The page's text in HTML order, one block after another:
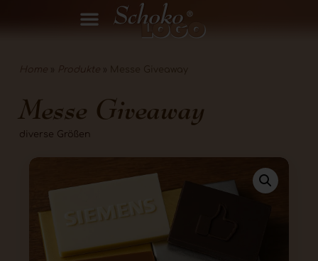
Home Produkte Messe Giveaway
Messe Giveaway
diverse Größen